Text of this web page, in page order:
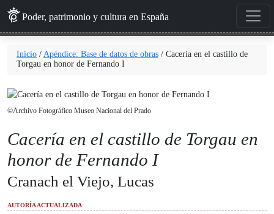
Poder, patrimonio y cultura en España
Inicio/Apéndice: Base de datos de obras/ Cacería en el
castillo de Torgau en honor de Fernando I
Cacería en el castillo de Torgau
en honor de Fernando I
Cranach el Viejo, Lucas
AUTORÍA ACTUALIZADA
©Archivo Fotográfico Museo Nacional del Prado